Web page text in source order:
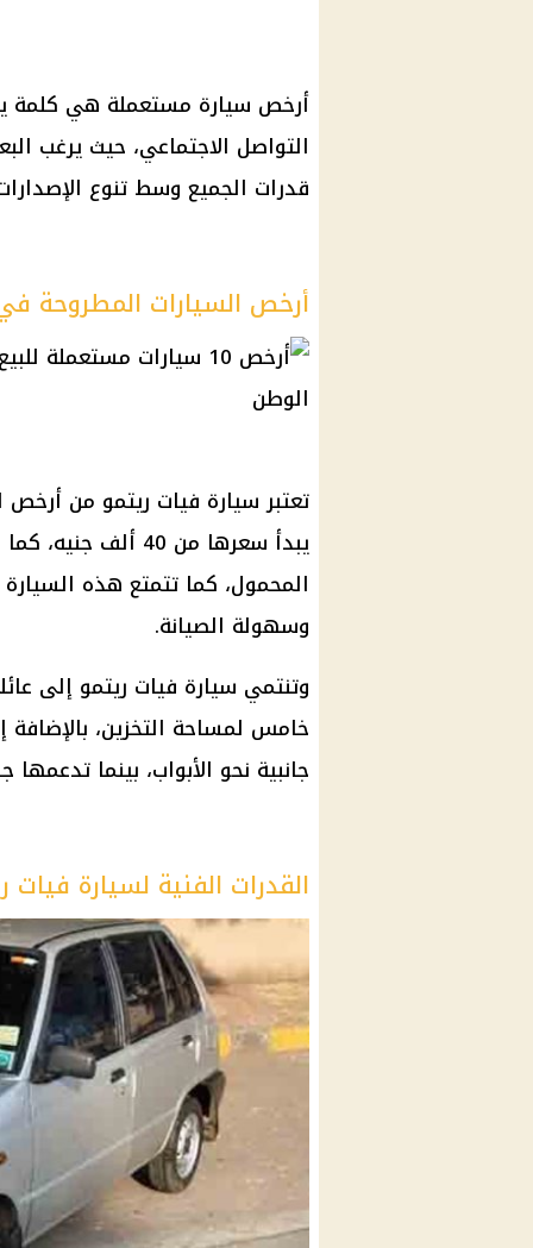
أرخص سيارة مستعملة هي كلمة
التواصل الاجتماعي، حيث يرغب
قدرات الجميع وسط تنوع
أرخص السيارات المطروحة
تعتبر سيارة فيات ريتمو من
يبدأ سعرها من
المحمول، كما تتمتع هذه
وسهولة الصيانة.
خامس لمساحة التخزين،
جانبية نحو الأبواب، بينما
القدرات الفنية لسيارة فيات